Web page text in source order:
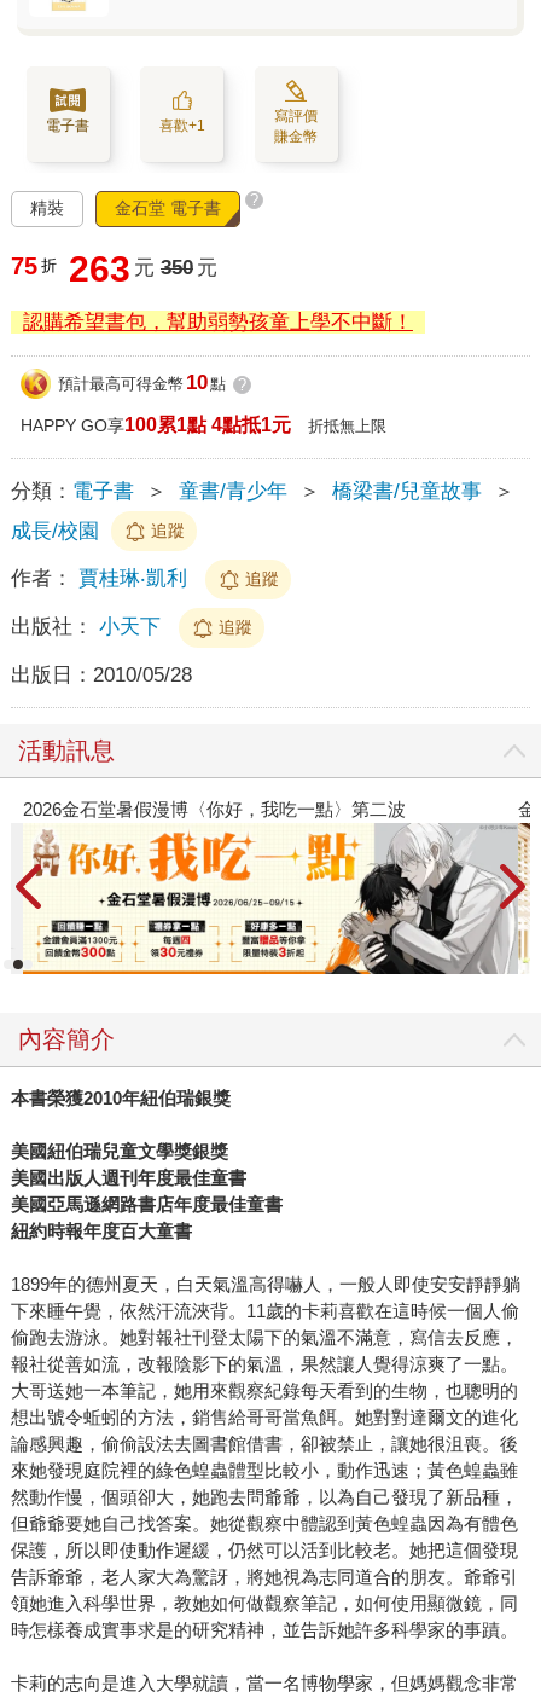
電子書 喜歡+1
寫評價
賺金幣
精裝 金石堂 電子書 ?
75 折 263 元 350 元
認購希望書包，幫助弱勢孩童上學不中斷！
預計最高可得金幣 10點 ?
HAPPY GO享100累1點 4點抵1元 折抵無上限
分類： 電子書 ＞ 童書/青少年 ＞ 橋梁書/兒童故事
＞
成長/校園
追蹤
作者： 賈桂琳‧凱利 追蹤
出版社： 小天下 追蹤
出版日： 2010/05/28
活動訊息
金石堂2026海外優惠：電子書
內容簡介
本書榮獲2010年紐伯瑞銀獎
美國紐伯瑞兒童文學獎銀獎
美國出版人週刊年度最佳童書
美國亞馬遜網路書店年度最佳童書
紐約時報年度百大童書
1899年的德州夏天，白天氣溫高得嚇人，一般人即使安安靜靜躺
下來睡午覺，依然汗流浹背。11歲的卡莉喜歡在這時候一個人偷
偷跑去游泳。她對報社刊登太陽下的氣溫不滿意，寫信去反應，
報社從善如流，改報陰影下的氣溫，果然讓人覺得涼爽了一點。
大哥送她一本筆記，她用來觀察紀錄每天看到的生物，也聰明的
想出號令蚯蚓的方法，銷售給哥哥當魚餌。她對對達爾文的進化
論感興趣，偷偷設法去圖書館借書，卻被禁止，讓她很沮喪。後
來她發現庭院裡的綠色蝗蟲體型比較小，動作迅速；黃色蝗蟲雖
然動作慢，個頭卻大，她跑去問爺爺，以為自己發現了新品種，
但爺爺要她自己找答案。她從觀察中體認到黃色蝗蟲因為有體色
保護，所以即使動作遲緩，仍然可以活到比較老。她把這個發現
告訴爺爺，老人家大為驚訝，將她視為志同道合的朋友。爺爺引
領她進入科學世界，教她如何做觀察筆記，如何使用顯微鏡，同
時怎樣養成實事求是的研究精神，並告訴她許多科學家的事蹟。
卡莉的志向是進入大學就讀，當一名博物學家，但媽媽觀念非常